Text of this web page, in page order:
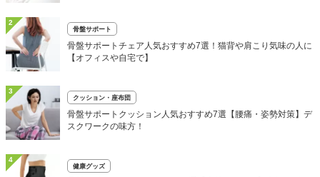
2
骨盤サポート
骨盤サポートチェア人気おすすめ7選！猫背や肩こり気味の人に
【オフィスや自宅で】
3
クッション・座布団
骨盤サポートクッション人気おすすめ7選【腰痛・姿勢対策】デ
スクワークの味方！
4
健康グッズ